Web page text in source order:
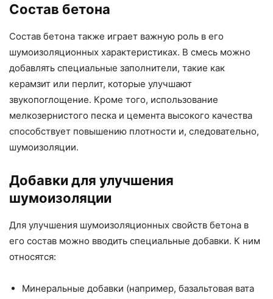
Состав бетона
Состав бетона также играет важную роль в его
шумоизоляционных характеристиках. В смесь можно
добавлять специальные заполнители, такие как
керамзит или перлит, которые улучшают
звукопоглощение. Кроме того, использование
мелкозернистого песка и цемента высокого качества
способствует повышению плотности и, следовательно,
шумоизоляции.
Добавки для улучшения
шумоизоляции
Для улучшения шумоизоляционных свойств бетона в
его состав можно вводить специальные добавки. К ним
относятся:
Минеральные добавки (например, базальтовая вата